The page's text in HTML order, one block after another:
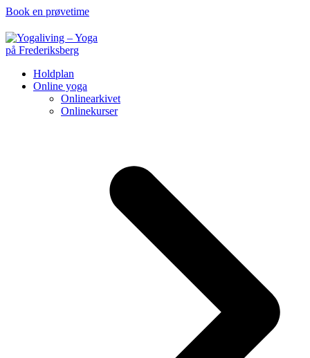
Book en prøvetime
Holdplan
Online yoga
Onlinearkivet
Onlinekurser